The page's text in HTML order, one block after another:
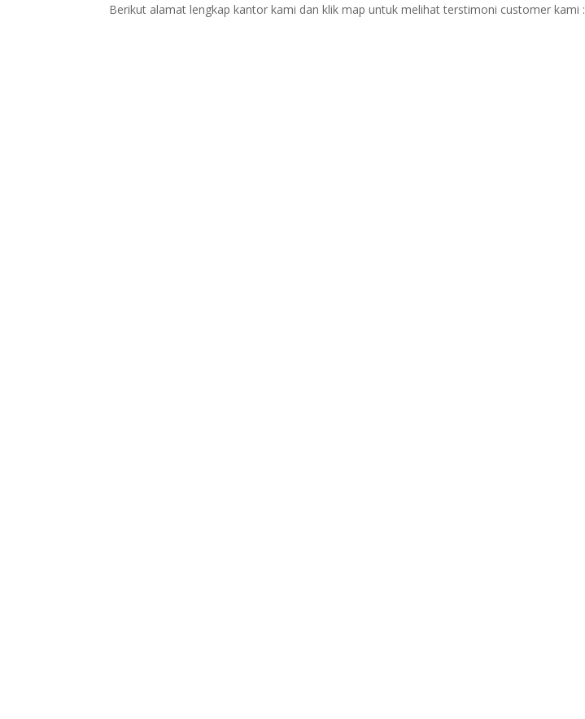
Berikut alamat lengkap kantor kami dan klik map untuk melihat terstimoni customer kami :